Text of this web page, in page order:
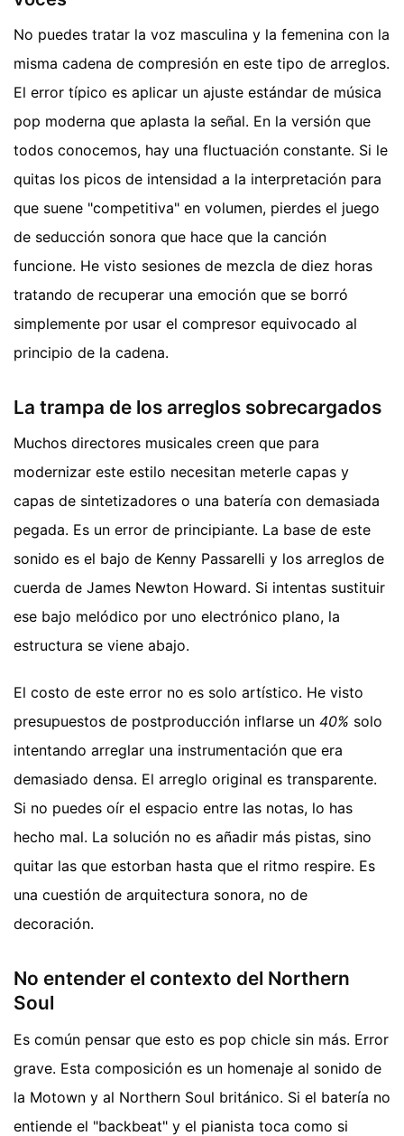
No puedes tratar la voz masculina y la femenina con la
misma cadena de compresión en este tipo de arreglos.
El error típico es aplicar un ajuste estándar de música
pop moderna que aplasta la señal. En la versión que
todos conocemos, hay una fluctuación constante. Si le
quitas los picos de intensidad a la interpretación para
que suene "competitiva" en volumen, pierdes el juego
de seducción sonora que hace que la canción
funcione. He visto sesiones de mezcla de diez horas
tratando de recuperar una emoción que se borró
simplemente por usar el compresor equivocado al
principio de la cadena.
La trampa de los arreglos sobrecargados
Muchos directores musicales creen que para
modernizar este estilo necesitan meterle capas y
capas de sintetizadores o una batería con demasiada
pegada. Es un error de principiante. La base de este
sonido es el bajo de Kenny Passarelli y los arreglos de
cuerda de James Newton Howard. Si intentas sustituir
ese bajo melódico por uno electrónico plano, la
estructura se viene abajo.
El costo de este error no es solo artístico. He visto
presupuestos de postproducción inflarse un 40% solo
intentando arreglar una instrumentación que era
demasiado densa. El arreglo original es transparente.
Si no puedes oír el espacio entre las notas, lo has
hecho mal. La solución no es añadir más pistas, sino
quitar las que estorban hasta que el ritmo respire. Es
una cuestión de arquitectura sonora, no de
decoración.
No entender el contexto del Northern
Soul
Es común pensar que esto es pop chicle sin más. Error
grave. Esta composición es un homenaje al sonido de
la Motown y al Northern Soul británico. Si el batería no
entiende el "backbeat" y el pianista toca como si